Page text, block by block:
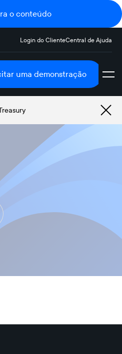
o conteúdo
Login do ClienteCentral de Ajuda
uma demonstração